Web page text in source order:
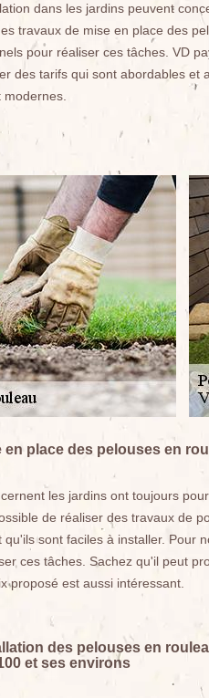
dans les jardins peuvent
travaux de mise en place des
pour réaliser ces tâches. VD
des tarifs qui sont abordables et
en place des pelouses en
les jardins ont toujours
de réaliser des travaux de
sont faciles à installer. Pour
ces tâches. Sachez qu'il peut
proposé est aussi intéressant.
des pelouses en
et ses environs